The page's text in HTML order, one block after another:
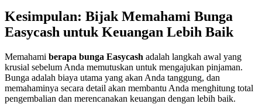
Kesimpulan: Bijak Memahami Bunga
Easycash untuk Keuangan Lebih Baik
Memahami berapa bunga Easycash adalah langkah awal yang
krusial sebelum Anda memutuskan untuk mengajukan pinjaman.
Bunga adalah biaya utama yang akan Anda tanggung, dan
memahaminya secara detail akan membantu Anda menghitung total
pengembalian dan merencanakan keuangan dengan lebih baik.